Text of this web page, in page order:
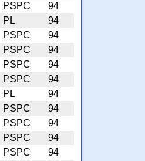
PSPC
94
PL
94
PSPC
94
PSPC
94
PSPC
94
PSPC
94
PL
94
PSPC
94
PSPC
94
PSPC
94
PSPC
94